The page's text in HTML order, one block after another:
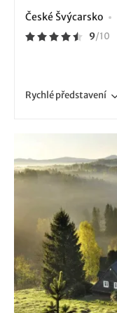
České Švýcarsko
9/10
Rychlépředstavení